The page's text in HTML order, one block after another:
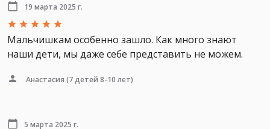
19 марта 2025 г.
Мальчишкам особенно зашло. Как много знают
наши дети, мы даже себе представить не можем.
Анастасия (7 детей 8-10 лет)
5 марта 2025 г.